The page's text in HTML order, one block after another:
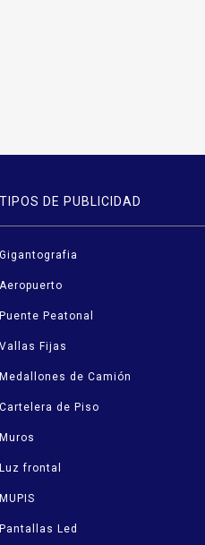
TIPOS DE PUBLICIDAD
Gigantografia
Aeropuerto
Puente Peatonal
Vallas Fijas
Medallones de Camión
Cartelera de Piso
Muros
Luz frontal
MUPIS
Pantallas Led